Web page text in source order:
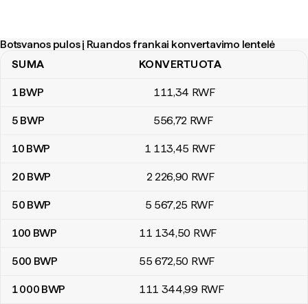
Botsvanos pulos į Ruandos frankai konvertavimo lentelė
Botsvanos pulos į Ruandos frankai konvertavimo lentelė
SUMA KONVERTUOTA
1BWP 111,34 RWF
5 BWP 556,72 RWF
10 BWP 1 113,45 RWF
20 BWP 2 226,90 RWF
50 BWP 5 567,25 RWF
100 BWP 11 134,50 RWF
500 BWP 55 672,50 RWF
1 000 BWP 111 344,99 RWF